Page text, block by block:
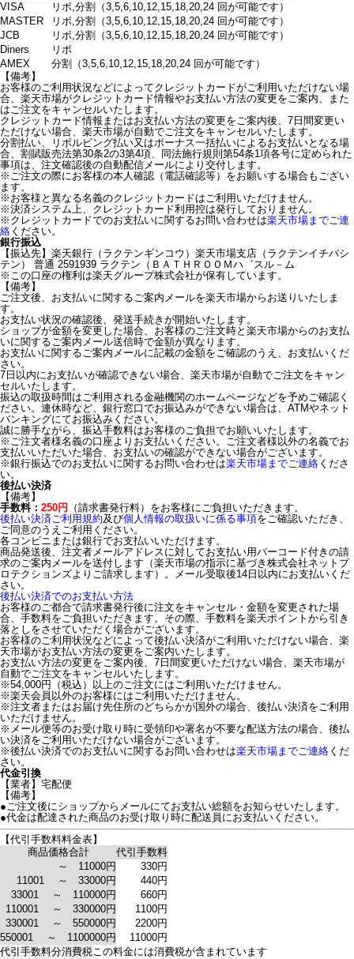
VISA
リボ,分割（3,5,6,10,12,15,18,20,24 回が可能です）
MASTER
リボ,分割（3,5,6,10,12,15,18,20,24 回が可能です）
JCB
リボ,分割（3,5,6,10,12,15,18,20,24 回が可能です）
Diners
リボ
AMEX
分割（3,5,6,10,12,15,18,20,24 回が可能です）
【備考】
お客様のご利用状況などによってクレジットカードがご利用いただけない場
合、楽天市場がクレジットカード情報やお支払い方法の変更をご案内、また
はご注文をキャンセルいたします。
クレジットカード情報またはお支払い方法の変更をご案内後、7日間変更い
ただけない場合、楽天市場が自動でご注文をキャンセルいたします。
分割払い、リボルビング払い又はボーナス一括払いによるお支払いとなる場
合、割賦販売法第30条2の3第4項、同法施行規則第54条1項各号に定められた
事項は、注文確認後の自動配信メールにより交付します。
※ご注文の際にお客様の本人確認（電話確認等）をお願いする場合もござい
ます。
※お客様と異なる名義のクレジットカードはご利用いただけません。
※決済システム上、クレジットカード利用控は発行しておりません。
※クレジットカードでのお支払いに関するお問い合わせは楽天市場までご連
絡 ください。
銀行振込
【振込先】楽天銀行（ラクテンギンコウ）楽天市場支店（ラクテンイチバシ
テン） 普通 2591939 ラクテン（ＢＡＴＨＲＯＯＭハ゛スル－ム
※この口座の権利は楽天グループ株式会社が保有しています。
【備考】
ご注文後、お支払いに関するご案内メールを楽天市場からお送りいたしま
す。
お支払い状況の確認後、発送手続きが開始いたします。
ショップが金額を変更した場合、お客様のご注文時と楽天市場からのお支払
いに関するご案内メール送信時で金額が異なります。
お支払いに関するご案内メールに記載の金額をご確認のうえ、お支払いくだ
さい。
7日以内にお支払いが確認できない場合、楽天市場が自動でご注文をキャン
セルいたします。
振込の取扱時間はご利用される金融機関のホームページなどを予めご確認く
ださい。連休時など、銀行窓口でお振込みができない場合は、ATMやネット
バンキングにてお振込みください。
誠に勝手ながら、振込手数料はお客様のご負担でお願いいたします。
※ご注文者様名義の口座よりお支払いください。ご注文者様以外の名義でお
支払いいただいた場合、お支払いの確認ができない場合がございます。
※銀行振込でのお支払いに関するお問い合わせは楽天市場までご連絡 くださ
い。
後払い決済
【備考】
手数料： 250円
（請求書発行料）をお客様にご負担いただきます。
後払い決済ご利用規約及び個人情報の取扱いに係る事項をご確認いただき、
ご同意のうえご利用ください。
各コンビニまたは銀行でお支払いいただけます。
商品発送後、注文者メールアドレスに対してお支払い用バーコード付きの請
求のご案内メールを送付します（楽天市場の指示に基づき株式会社ネットプ
ロテクションズよりご請求します）。メール受取後14日以内にお支払いくだ
さい。
後払い決済でのお支払い方法
お客様のご都合で請求書発行後に注文をキャンセル・金額を変更された場
合、手数料をご負担いただきます。その際、手数料を楽天ポイントから引き
落としをさせていただく場合がございます。
お客様のご利用状況などによって後払い決済がご利用いただけない場合、楽
天市場がお支払い方法の変更をご案内いたします。
お支払い方法の変更をご案内後、7日間変更いただけない場合、楽天市場が
自動でご注文をキャンセルいたします。
※54,000円（税込）以上のご注文にはご利用いただけません。
※楽天会員以外のお客様にはご利用いただけません。
※注文者またはお届け先住所のどちらかが国外の場合、後払い決済をご利用
いただけません。
※メール便等のお受け取り時に受領印や署名が不要な配送方法の場合、後払
い決済をご利用いただけない場合がございます。
※後払い決済でのお支払いに関するお問い合わせは楽天市場までご連絡 くだ
さい。
代金引換
【業者】宅配便
【備考】
●ご注文後にショップからメールにてお支払い総額をお知らせいたします。
●代金は配達された商品のお受け取り時に配送員にお支払いください。
【代引手数料料金表】
商品価格合計
代引手数料
～ 11000円
330円
11001 ～ 33000円
440円
33001 ～ 110000円
660円
110001 ～ 330000円
1100円
330001 ～ 550000円
2200円
550001 ～ 1100000円
11000円
代引手数料分消費税この料金には消費税が含まれています